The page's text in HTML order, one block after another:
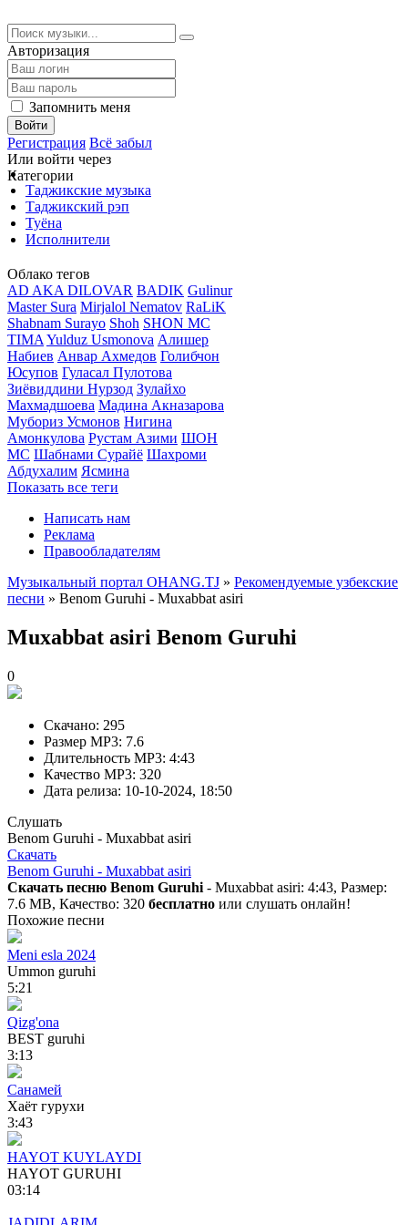
Авторизация
Запомнить меня
Войти
Регистрация Всё забыл
Или войти через
Категории
Таджикские музыка
Таджикский рэп
Туёна
Исполнители
Облако тегов
AD AKA DILOVAR BADIK Gulinur
Master Sura Mirjalol Nematov RaLiK
Shabnam Surayo Shoh SHON MC
TIMA Yulduz Usmonova Алишер
Набиев Анвар Ахмедов Голибчон
Юсупов Гуласал Пулотова
Зиёвиддини Нурзод Зулайхо
Махмадшоева Мадина Акназарова
Мубориз Усмонов Нигина
Амонкулова Рустам Азими ШОН
МС Шабнами Сурайё Шахроми
Абдухалим Ясмина
Показать все теги
Написать нам
Реклама
Правообладателям
Музыкальный портал OHANG.TJ » Рекомендуемые узбекские
песни » Benom Guruhi - Muxabbat asiri
Muxabbat asiri Benom Guruhi
0
Скачано: 295
Размер MP3: 7.6
Длительность MP3: 4:43
Качество MP3: 320
Дата релиза: 10-10-2024, 18:50
Слушать
Benom Guruhi - Muxabbat asiri
Скачать
Benom Guruhi - Muxabbat asiri
Скачать песню Benom Guruhi - Muxabbat asiri: 4:43, Размер:
7.6 MB, Качество: 320 бесплатно или слушать онлайн!
Похожие песни
Meni esla 2024
Ummon guruhi
5:21
Qizg'ona
BEST guruhi
3:13
Санамей
Хаёт гурухи
3:43
HAYOT KUYLAYDI
HAYOT GURUHI
03:14